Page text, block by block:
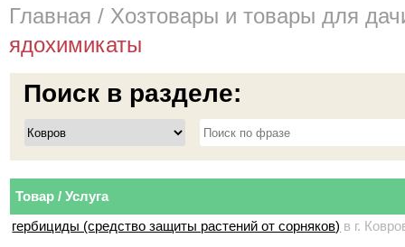
Главная / Хозтовары и товары для
ядохимикаты
Поиск в разделе:
Товар / Услуга
гербициды (средство защиты растений от сорняков) в г.